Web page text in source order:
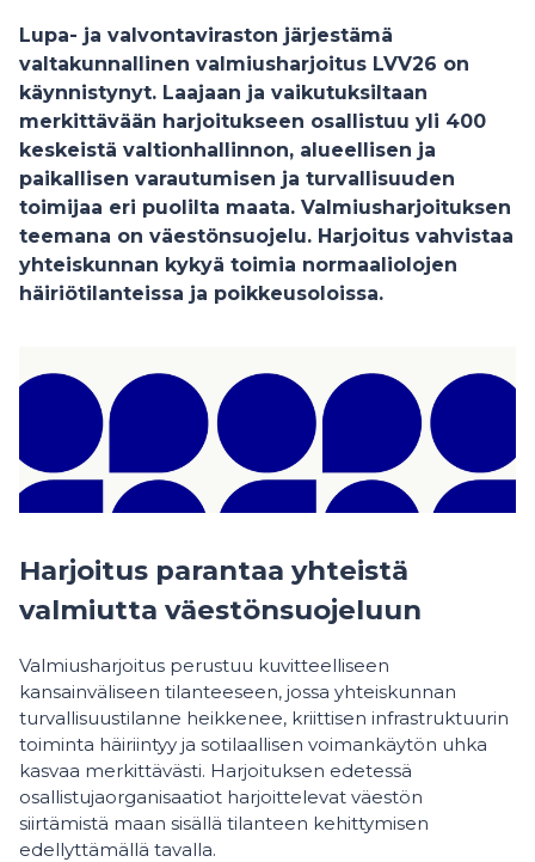
Lupa- ja valvontaviraston järjestämä
valtakunnallinen valmiusharjoitus LVV26 on
käynnistynyt. Laajaan ja vaikutuksiltaan
merkittävään harjoitukseen osallistuu yli 400
keskeistä valtionhallinnon, alueellisen ja
paikallisen varautumisen ja turvallisuuden
toimijaa eri puolilta maata. Valmiusharjoituksen
teemana on väestönsuojelu. Harjoitus vahvistaa
yhteiskunnan kykyä toimia normaaliolojen
häiriötilanteissa ja poikkeusoloissa.
Harjoitus parantaa yhteistä
valmiutta väestönsuojeluun
Valmiusharjoitus perustuu kuvitteelliseen
kansainväliseen tilanteeseen, jossa yhteiskunnan
turvallisuustilanne heikkenee, kriittisen infrastruktuurin
toiminta häiriintyy ja sotilaallisen voimankäytön uhka
kasvaa merkittävästi. Harjoituksen edetessä
osallistujaorganisaatiot harjoittelevat väestön
siirtämistä maan sisällä tilanteen kehittymisen
edellyttämällä tavalla.